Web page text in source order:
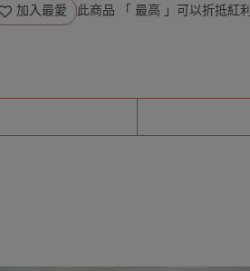
加入最愛 此商品 「 最高 」可以折抵紅利